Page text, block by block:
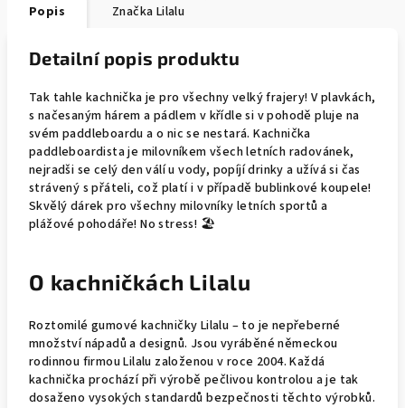
Popis Značka Lilalu
Detailní popis produktu
Tak tahle kachnička je pro všechny velký frajery! V plavkách,
s načesaným hárem a pádlem v křídle si v pohodě pluje na
svém paddleboardu a o nic se nestará. Kachnička
paddleboardista je milovníkem všech letních radovánek,
nejradši se celý den válí u vody, popíjí drinky a užívá si čas
strávený s přáteli, což platí i v případě bublinkové koupele!
Skvělý dárek pro všechny milovníky letních sportů a
plážové pohodáře! No stress! 🏖️
O kachničkách Lilalu
Roztomilé gumové kachničky Lilalu – to je nepřeberné
množství nápadů a designů. Jsou vyráběné německou
rodinnou firmou Lilalu založenou v roce 2004. Každá
kachnička prochází při výrobě pečlivou kontrolou a je tak
dosaženo vysokých standardů bezpečnosti těchto výrobků.